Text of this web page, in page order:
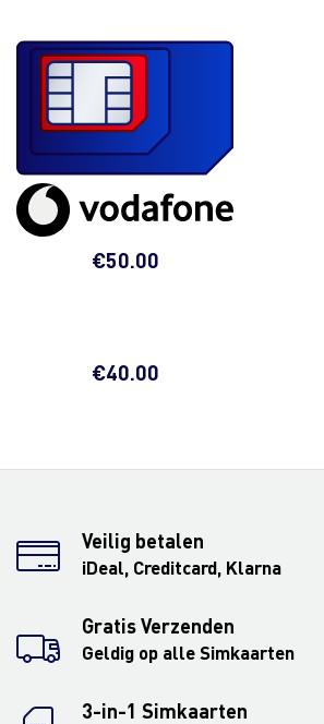
€50.00
€40.00
Veilig betalen
iDeal, Creditcard, Klarna
Gratis Verzenden
Geldig op alle Simkaarten
3-in-1 Simkaarten